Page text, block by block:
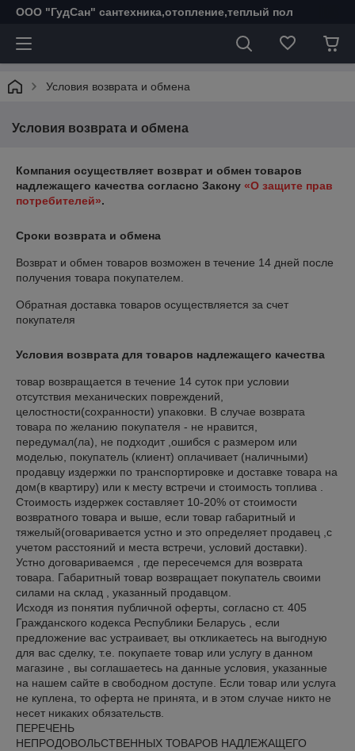
ООО "ГудСан" сантехника,отопление,теплый пол
Условия возврата и обмена
Условия возврата и обмена
Компания осуществляет возврат и обмен товаров
надлежащего качества согласно Закону «О защите прав
потребителей».
Сроки возврата и обмена
Возврат и обмен товаров возможен в течение 14 дней после
получения товара покупателем.
Обратная доставка товаров осуществляется за счет
покупателя
Условия возврата для товаров надлежащего качества
товар возвращается в течение 14 суток при условии
отсутствия механических повреждений,
целостности(сохранности) упаковки. В случае возврата
товара по желанию покупателя - не нравится,
передумал(ла), не подходит ,ошибся с размером или
моделью, покупатель (клиент) оплачивает (наличными)
продавцу издержки по транспортировке и доставке товара на
дом(в квартиру) или к месту встречи и стоимость топлива .
Стоимость издержек составляет 10-20% от стоимости
возвратного товара и выше, если товар габаритный и
тяжелый(оговаривается устно и это определяет продавец ,с
учетом расстояний и места встречи, условий доставки).
Устно договариваемся , где пересечемся для возврата
товара. Габаритный товар возвращает покупатель своими
силами на склад , указанный продавцом.
Исходя из понятия публичной оферты, согласно ст. 405
Гражданского кодекса Республики Беларусь , если
предложение вас устраивает, вы откликаетесь на выгодную
для вас сделку, т.е. покупаете товар или услугу в данном
магазине , вы соглашаетесь на данные условия, указанные
на нашем сайте в свободном доступе. Если товар или услуга
не куплена, то оферта не принята, и в этом случае никто не
несет никаких обязательств.
ПЕРЕЧЕНЬ
НЕПРОДОВОЛЬСТВЕННЫХ ТОВАРОВ НАДЛЕЖАЩЕГО